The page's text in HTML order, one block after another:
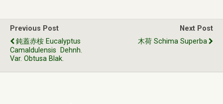
Previous Post
鈍蓋赤桉 Eucalyptus
Camaldulensis Dehnh.
Var. Obtusa Blak.
Next Post
木荷 Schima Superba